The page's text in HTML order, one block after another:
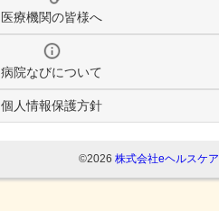
医療機関の皆様へ
病院なびについて
個人情報保護方針
©2026 株式会社eヘルスケア